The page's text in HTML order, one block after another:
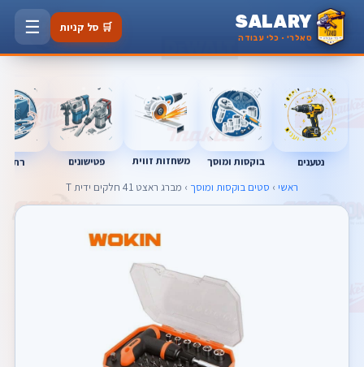
SALARY
סאלרי · כלי עבודה
🛒 סל קניות ☰
נטענים בוקסות ומוסך משחזות זווית פטישונים
ראשי › סטים בוקסות ומוסך › מברג ראצט 41 חלקים ידית T